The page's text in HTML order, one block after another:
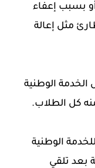
بسبب إعفاء
مثل إعالة
الوطنية
كل الطلاب.
الوطنية
بعد تلقي